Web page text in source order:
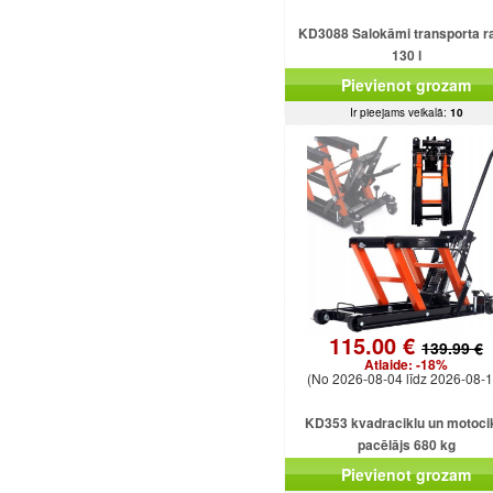
KD3088 Salokāmi transporta
130 l
Pievienot grozam
Ir pieejams veikalā: 10
115.00 € 139.99 €
Atlaide: -18%
(No 2026-08-04 līdz 2026-08-
KD353 kvadraciklu un
pacēlājs 680 kg
Pievienot grozam